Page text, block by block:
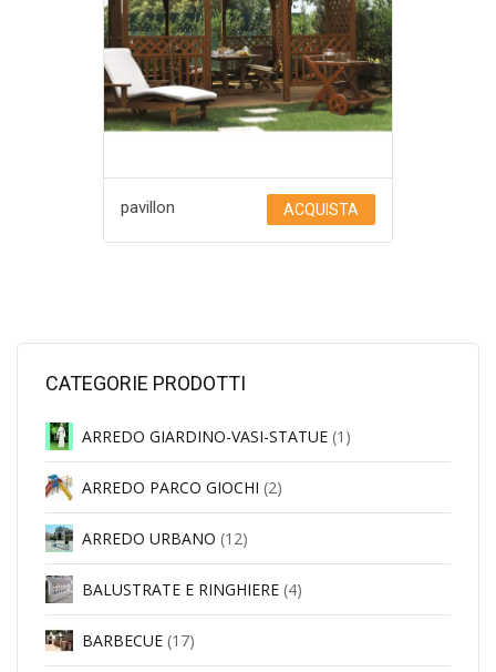
pavillon ACQUISTA
CATEGORIE PRODOTTI
ARREDO GIARDINO-VASI-STATUE (1)
ARREDO PARCO GIOCHI (2)
ARREDO URBANO (12)
BALUSTRATE E RINGHIERE (4)
BARBECUE (17)